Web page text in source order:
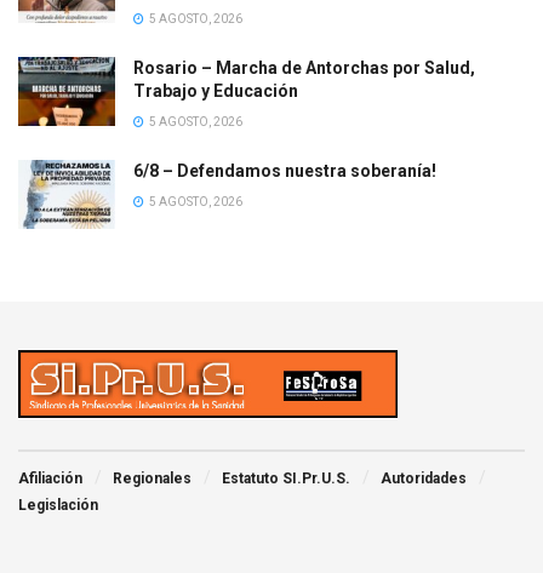
5 AGOSTO, 2026
Rosario – Marcha de Antorchas por Salud,
Trabajo y Educación
5 AGOSTO, 2026
6/8 – Defendamos nuestra soberanía!
5 AGOSTO, 2026
Afiliación Regionales Estatuto SI.Pr.U.S.
Autoridades
Legislación